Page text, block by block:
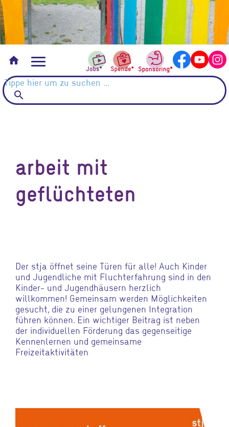
home
search
Vermietungen
arbeit mit
geflüchteten
Der stja öffnet seine Türen für alle! Auch Kinder
und Jugendliche mit Fluchterfahrung sind in den
Kinder- und Jugendhäusern herzlich
willkommen! Gemeinsam werden Möglichkeiten
gesucht, die zu einer gelungenen Integration
führen können. Ein wichtiger Beitrag ist neben
der individuellen Förderung das gegenseitige
Kennenlernen und gemeinsame
Freizeitaktivitäten